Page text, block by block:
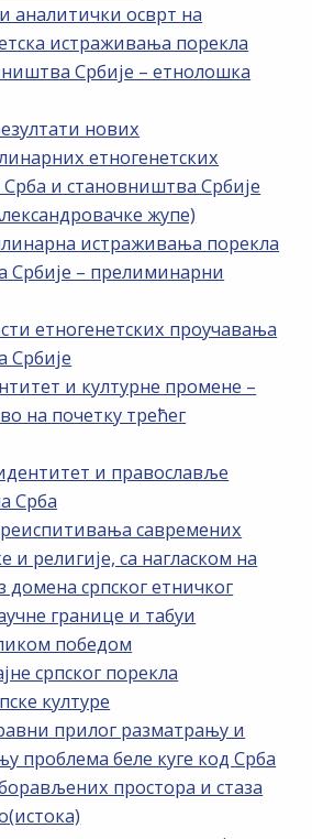
аналитички осврт на
истраживања порекла
Србије – етнолошка
нових
етногенетских
и становништва Србије
жупе)
истраживања порекла
Србије – прелиминарни
етногенетских проучавања
Србије
и културне промене –
на почетку трећег
и православље
Срба
савремених
и религије, са нагласком на
српског етничког
границе и табуи
победом
српског порекла
културе
прилог разматрању и
проблема беле куге код Срба
простора и стаза